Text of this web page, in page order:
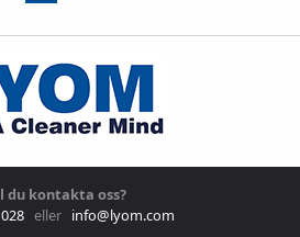
du kontakta oss?
eller info@lyom.com